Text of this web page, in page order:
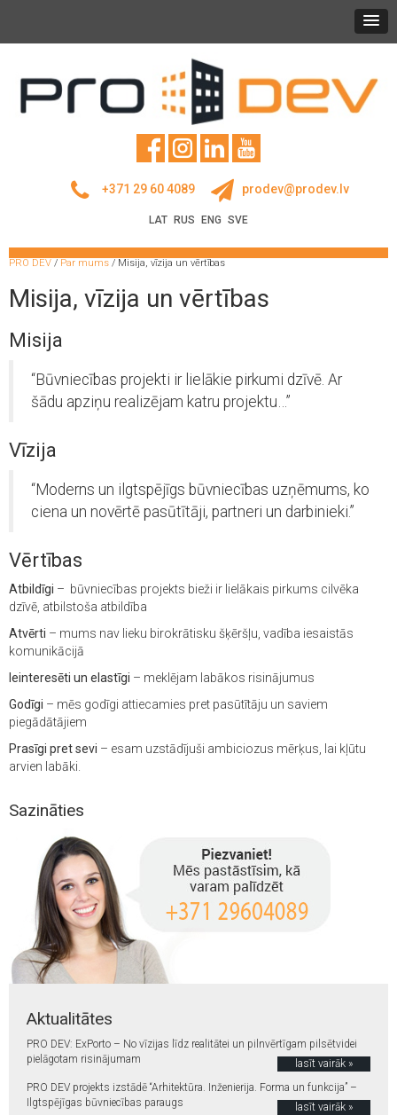
+371 29 60 4089 prodev@prodev.lv
LAT RUS ENG SVE
PRO DEV / Par mums / Misija, vīzija un vērtības
Misija, vīzija un vērtības
Misija
“Būvniecības projekti ir lielākie pirkumi dzīvē. Ar
šādu apziņu realizējam katru projektu…”
Vīzija
“Moderns un ilgtspējīgs būvniecības uzņēmums, ko
ciena un novērtē pasūtītāji, partneri un darbinieki.”
Vērtības
Atbildīgi – būvniecības projekts bieži ir lielākais pirkums cilvēka
dzīvē, atbilstoša atbildība
Atvērti – mums nav lieku birokrātisku šķēršļu, vadība iesaistās
komunikācijā
Ieinteresēti un elastīgi – meklējam labākos risinājumus
Godīgi – mēs godīgi attiecamies pret pasūtītāju un saviem
piegādātājiem
Prasīgi pret sevi – esam uzstādījuši ambiciozus mērķus, lai kļūtu
arvien labāki.
Sazināties
Aktualitātes
PRO DEV: ExPorto – No vīzijas līdz realitātei un pilnvērtīgam pilsētvidei
pielāgotam risinājumam
lasīt vairāk »
PRO DEV projekts izstādē “Arhitektūra. Inženierija. Forma un funkcija” –
Ilgtspējīgas būvniecības paraugs
lasīt vairāk »